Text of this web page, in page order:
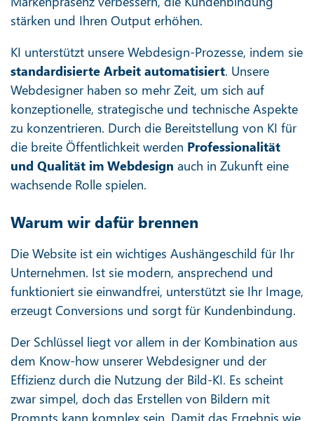
stärken und Ihren Output erhöhen.
KI unterstützt unsere Webdesign-Prozesse, indem sie
standardisierte Arbeit automatisiert. Unsere
Webdesigner haben so mehr Zeit, um sich auf
konzeptionelle, strategische und technische Aspekte
zu konzentrieren. Durch die Bereitstellung von KI für
die breite Öffentlichkeit werden Professionalität
und Qualität im Webdesign auch in Zukunft eine
wachsende Rolle spielen.
Warum wir dafür brennen
Die Website ist ein wichtiges Aushängeschild für Ihr
Unternehmen. Ist sie modern, ansprechend und
funktioniert sie einwandfrei, unterstützt sie Ihr Image,
erzeugt Conversions und sorgt für Kundenbindung.
Der Schlüssel liegt vor allem in der Kombination aus
dem Know-how unserer Webdesigner und der
Effizienz durch die Nutzung der Bild-KI. Es scheint
zwar simpel, doch das Erstellen von Bildern mit
Prompts kann komplex sein. Damit das Ergebnis wie